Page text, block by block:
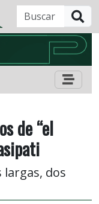
de “el
dos